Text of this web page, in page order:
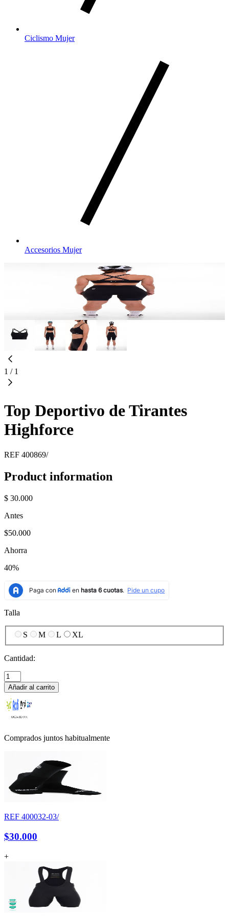
Ciclismo Mujer
Accesorios Mujer
1 / 1
Top Deportivo de Tirantes
Highforce
REF 400869/
Product information
$ 30.000
Antes
$50.000
Ahorra
40%
Talla
S M L XL
Cantidad:
Añadir al carrito
Comprados juntos habitualmente
REF 400032-03/
$30.000
+